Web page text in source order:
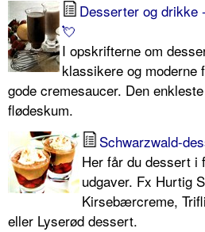
Desserter og drikke
💘
I opskrifterne om
klassikere og moderne
gode cremesaucer. Den
flødeskum.
Schwarzwald-
Her får du dessert i
udgaver. Fx Hurtig
Kirsebærcreme,
eller Lyserød dessert.